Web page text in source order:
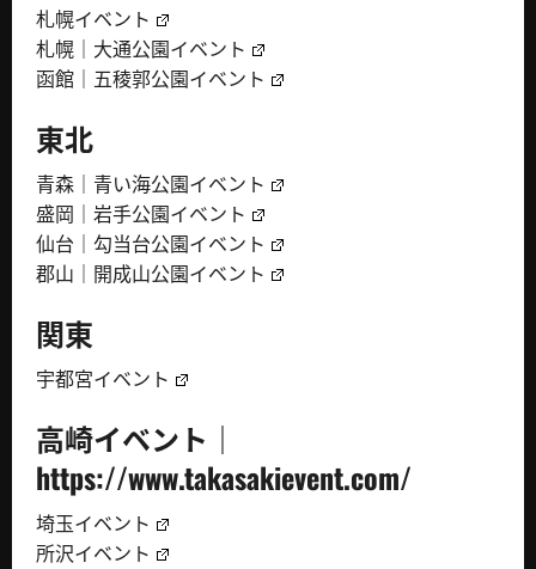
札幌イベント
札幌｜大通公園イベント
函館｜五稜郭公園イベント
東北
青森｜青い海公園イベント
盛岡｜岩手公園イベント
仙台｜勾当台公園イベント
郡山｜開成山公園イベント
関東
宇都宮イベント
高崎イベント｜
https://www.takasakievent.com/
埼玉イベント
所沢イベント